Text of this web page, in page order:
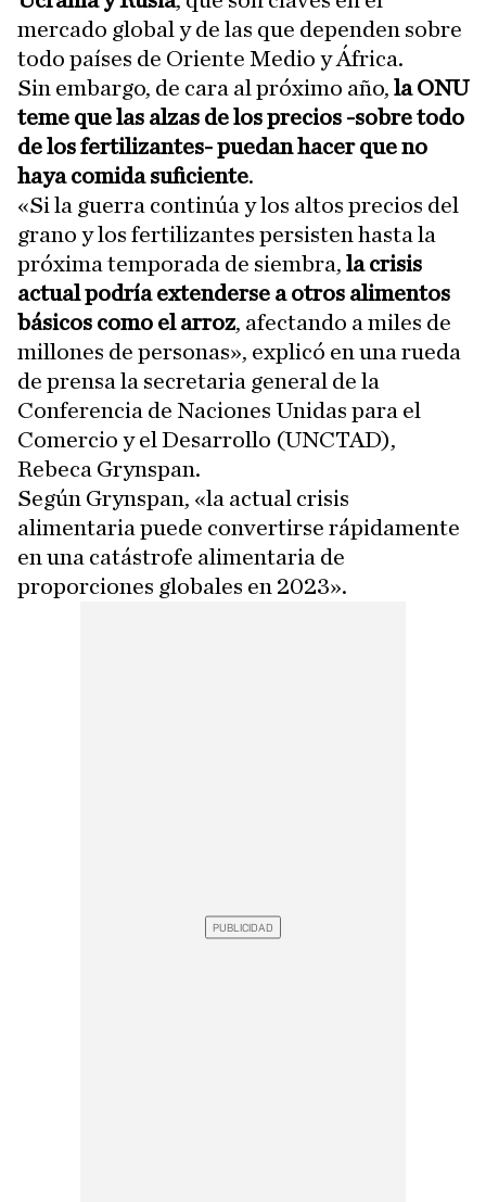
mercado global y de las que dependen sobre
todo países de Oriente Medio y África.
Sin embargo, de cara al próximo año, la ONU
teme que las alzas de los precios -sobre todo
de los fertilizantes- puedan hacer que no
haya comida suficiente.
«Si la guerra continúa y los altos precios del
grano y los fertilizantes persisten hasta la
próxima temporada de siembra, la crisis
actual podría extenderse a otros alimentos
básicos como el arroz, afectando a miles de
millones de personas», explicó en una rueda
de prensa la secretaria general de la
Conferencia de Naciones Unidas para el
Comercio y el Desarrollo (UNCTAD),
Rebeca Grynspan.
Según Grynspan, «la actual crisis
alimentaria puede convertirse rápidamente
en una catástrofe alimentaria de
proporciones globales en 2023».